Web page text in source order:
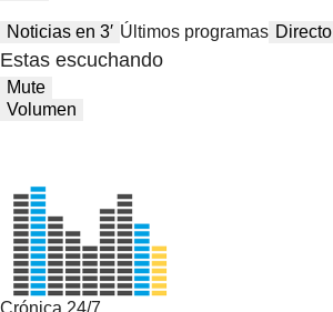
Noticias en 3′ Últimos programas Directo
Estas escuchando
Mute
Volumen
Crónica 24/7